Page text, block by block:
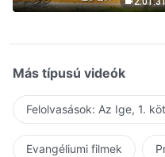
Más típusú videók
Felolvasások: Az Ige, 1.
Evangéliumi filmek